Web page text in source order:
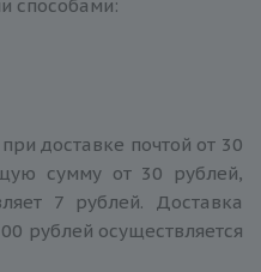
способами:
доставке почтой от 30
сумму от 30 рублей,
7 рублей. Доставка
рублей осуществляется